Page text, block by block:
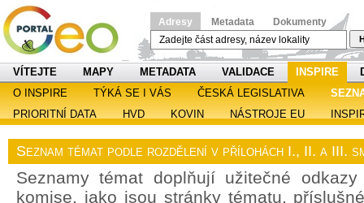
Adresy Metadata Dokumenty
VÍTEJTE MAPY METADATA VALIDACE INSPIRE
O INSPIRE
TÝKÁ SE I VÁS ČESKÁ LEGISLATIVA
PRIORITNÍ DATA
HVD KOVIN NÁSTROJE EU
Seznam témat podle rozdělení v přílohách I., II. a III.
Seznamy témat doplňují užitečné
komise, jako jsou stránky tématu,